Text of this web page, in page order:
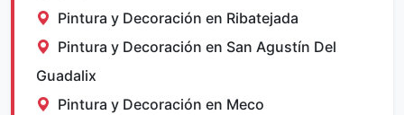
Pintura y Decoración en Ribatejada
Pintura y Decoración en San Agustín Del
Guadalix
Pintura y Decoración en Meco